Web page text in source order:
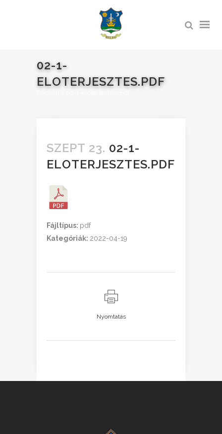
02-1-
ELOTERJESZTES.PDF
SZEPT 23. 02-1-
ELOTERJESZTES.PDF
Fájltípus: pdf
Kategóriák: 2022-04-19
Nyomtatás